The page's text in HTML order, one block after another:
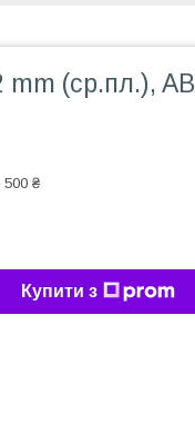
mm (ср.пл.), AB
500 ₴
Купити з